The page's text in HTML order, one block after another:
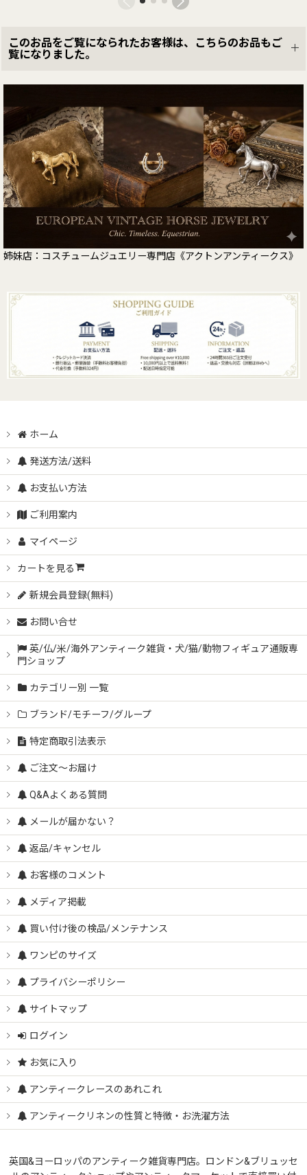
このお品をご覧になられたお客様は、こちらのお品もご
覧になりました。
ィー
〈イギリス〉1930年代 アンティー
クパフュームボトル ガラスキャッ
プ付き [CO1321]
1930年代イギリスアンティー
OXO [LO1036]
姉妹店：コスチュームジュエリー専門店《アクトンアンティークス》
ホーム
発送方法/送料
お支払い方法
ご利用案内
マイページ
カートを見る
新規会員登録(無料)
お問い合せ
英/仏/米/海外アンティーク雑貨・犬/猫/動物フィギュア通販専
門ショップ
カテゴリー別 一覧
ブランド/モチーフ/グループ
特定商取引法表示
ご注文～お届け
Q&Aよくある質問
メールが届かない？
返品/キャンセル
お客様のコメント
メディア掲載
買い付け後の検品/メンテナンス
ワンピのサイズ
プライバシーポリシー
サイトマップ
ログイン
お気に入り
アンティークレースのあれこれ
アンティークリネンの性質と特徴・お洗濯方法
英国&ヨーロッパのアンティーク雑貨専門店。ロンドン&ブリュッセ